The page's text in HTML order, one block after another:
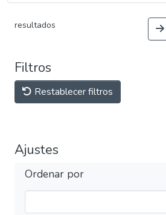
resultados
Filtros
Restablecer filtros
Ajustes
Ordenar por